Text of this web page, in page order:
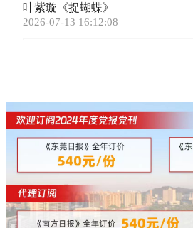
叶紫璇《捉蝴蝶》
2026-07-13 16:12:08